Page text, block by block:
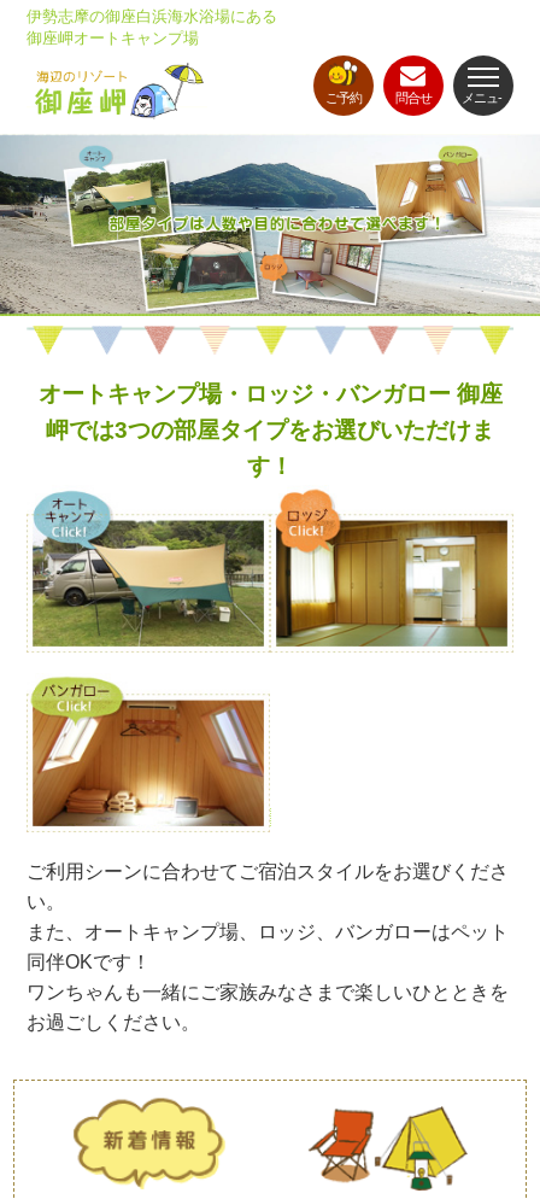
伊勢志摩の御座白浜海水浴場にある
御座岬オートキャンプ場
問合せ
ご予約 メニュ-
オートキャンプ場・ロッジ・バンガロー 御座
岬では3つの部屋タイプをお選びいただけま
す！
ご利用シーンに合わせてご宿泊スタイルをお選びくださ
い。
また、オートキャンプ場、ロッジ、バンガローはペット
同伴OKです！
ワンちゃんも一緒にご家族みなさまで楽しいひとときを
お過ごしください。